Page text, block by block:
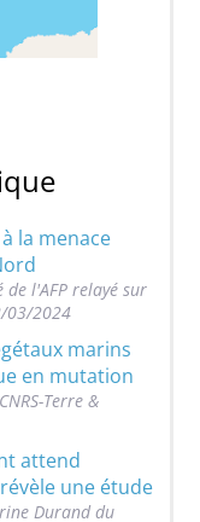
la menace
de l'AFP relayé sur
03/2024
marins
en mutation
Terre &
attend
révèle une étude
Durand du